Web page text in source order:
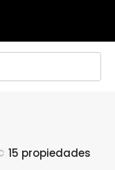
15 propiedades